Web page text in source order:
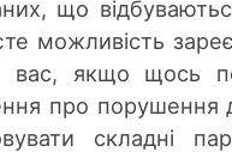
що
можливість
вас, якщо щось
про
складні